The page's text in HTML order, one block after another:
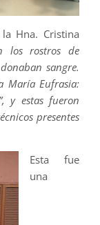
Hna. Cristina
los rostros de
sangre.
María Eufrasia:
y estas fueron
presentes
Esta fue
una